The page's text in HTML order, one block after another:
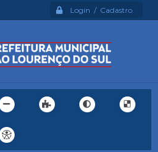
Login / Cadastro